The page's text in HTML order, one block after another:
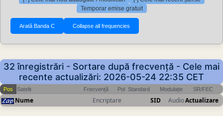
Temporar emise gratuit
32 înregistrări - Sortare după frecvență - Cele mai
recente actualizări: 2026-05-24 22:35 CET
Pos Satelit Frecvență Pol Standard Modulație SR/FEC
Nume Encriptare SID AudioActualizare